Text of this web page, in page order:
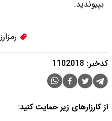
بپیوندید.
رمزارز
کدخبر: 1102018
از کارزارهای زیر حمایت کنید: